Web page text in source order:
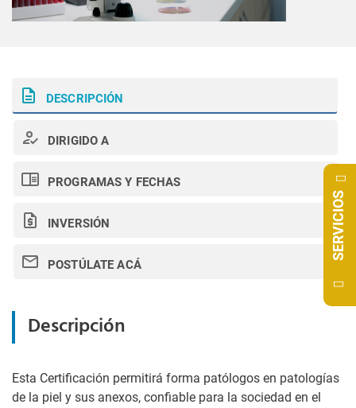
DESCRIPCIÓN
DIRIGIDO A
PROGRAMAS Y FECHAS
INVERSIÓN
POSTÚLATE ACÁ
Descripción
Esta Certificación permitirá forma patólogos en patologías
de la piel y sus anexos, confiable para la sociedad en el
SERVICIOS